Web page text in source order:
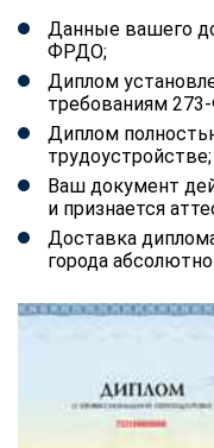
Данные вашего
ФРДО;
Диплом
требованиям
Диплом
трудоустройстве;
Ваш документ
и признается
Доставка
города